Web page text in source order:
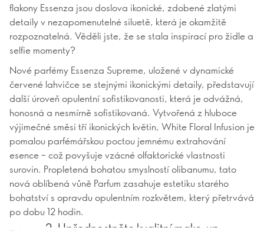
flakony Essenza jsou doslova ikonické, zdobené zlatými
detaily v nezapomenutelné siluetě, která je okamžitě
rozpoznatelná. Věděli jste, že se stala inspirací pro židle a
selfie momenty?
Nové parfémy Essenza Supreme, uložené v dynamické
červené lahvičce se stejnými ikonickými detaily, představují
další úroveň opulentní sofistikovanosti, která je odvážná,
honosná a nesmírně sofistikovaná. Vytvořená z hluboce
výjimečné směsi tří ikonických květin, White Floral Infusion je
pomalou parfémářskou poctou jemnému extrahování
esence – což povyšuje vzácné olfaktorické vlastnosti
surovin. Propletená bohatou smyslností olibanumu, tato
nová oblíbená vůně Parfum zasahuje estetiku starého
bohatství s opravdu opulentním rozkvětem, který přetrvává
po dobu 12 hodin.
2. Upřednostněte kvalitní make-up